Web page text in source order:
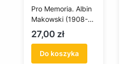
Pro Memoria. Albin
Makowski (1908-
1892)
Cena
27,00 zł
Do koszyka